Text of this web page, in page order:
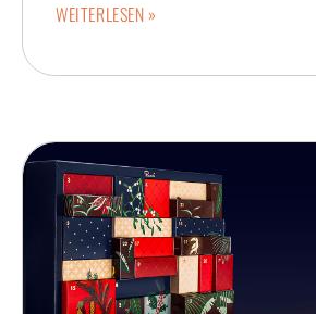
WEITERLESEN »